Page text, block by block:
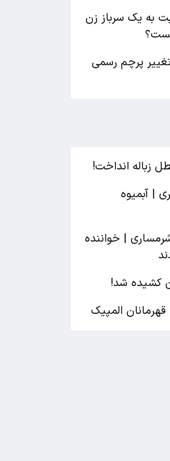
به یک سرباز زن
پرچم رسمی
| آبمیوه
| خواننده
کشیده شد!
المپیک